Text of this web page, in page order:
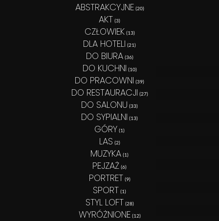
ABSTRAKCYJNE (20)
AKT (3)
CZŁOWIEK (13)
DLA HOTELI (21)
DO BIURA (36)
DO KUCHNI (10)
DO PRACOWNI (39)
DO RESTAURACJI (27)
DO SALONU (33)
DO SYPIALNI (13)
GÓRY (1)
LAS (2)
MUZYKA (1)
PEJZAŻ (6)
PORTRET (9)
SPORT (1)
STYL LOFT (28)
WYRÓŻNIONE (12)